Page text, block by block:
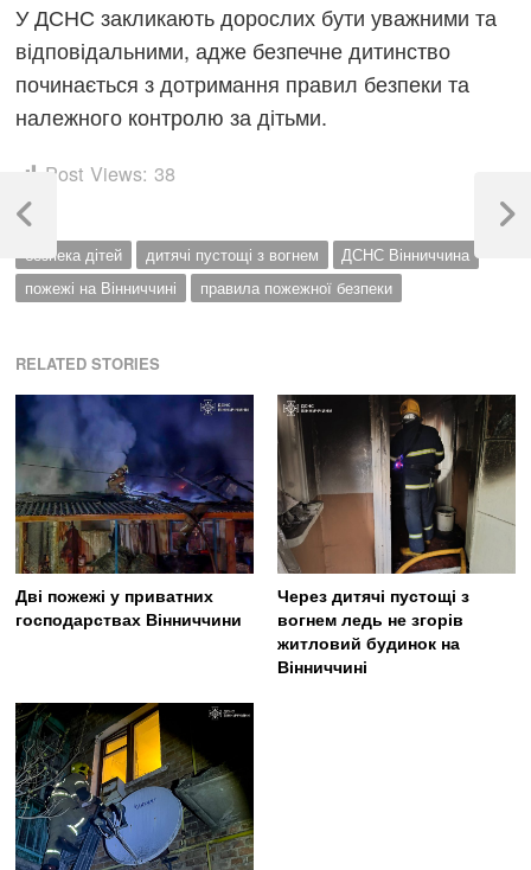
У ДСНС закликають дорослих бути уважними та
відповідальними, адже безпечне дитинство
починається з дотримання правил безпеки та
належного контролю за дітьми.
Post Views: 38
безпека дітей дитячі пустощі з вогнем
ДСНС Вінниччина
пожежі на Вінниччині
правила пожежної безпеки
RELATED STORIES
Дві пожежі у приватних
господарствах Вінниччини
Через дитячі пустощі з
вогнем ледь не згорів
житловий будинок на
Вінниччині
Навігація
записів
Previous
Next
Post